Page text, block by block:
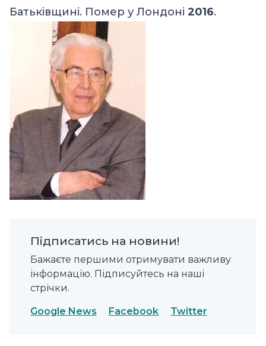
Батьківщині. Помер у Лондоні 2016.
Підписатись на новини!
Бажаєте першими отримувати важливу
інформацію. Підписуйтесь на наші
стрічки.
Google News Facebook Twitter